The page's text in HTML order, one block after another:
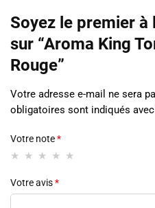
Soyez le premier
sur “Aroma King
Rouge”
Votre adresse e-mail ne sera
obligatoires sont indiqués avec
Votre note*
Votre avis*